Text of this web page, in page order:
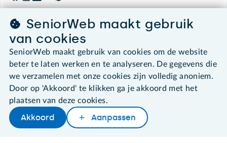
Later lezen Delen Woordenboek
©2026 SeniorWeb
Algemene voorwaarden
Cookies en cookie-instellingen
Disclaimer
Privacybeleid
About SeniorWeb
SeniorWeb maakt gebruik
van cookies
SeniorWeb maakt gebruik van cookies om de website
beter te laten werken en te analyseren. De gegevens die
we verzamelen met onze cookies zijn volledig anoniem.
Door op 'Akkoord' te klikken ga je akkoord met het
plaatsen van deze cookies.
Akkoord Aanpassen